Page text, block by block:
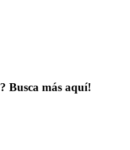
Busca más aquí!